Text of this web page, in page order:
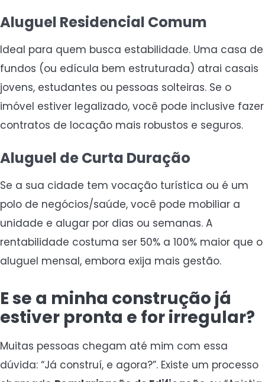
Aluguel Residencial Comum
Ideal para quem busca estabilidade. Uma casa de
fundos (ou edícula bem estruturada) atrai casais
jovens, estudantes ou pessoas solteiras. Se o
imóvel estiver legalizado, você pode inclusive fazer
contratos de locação mais robustos e seguros.
Aluguel de Curta Duração
Se a sua cidade tem vocação turística ou é um
polo de negócios/saúde, você pode mobiliar a
unidade e alugar por dias ou semanas. A
rentabilidade costuma ser 50% a 100% maior que o
aluguel mensal, embora exija mais gestão.
E se a minha construção já
estiver pronta e for irregular?
Muitas pessoas chegam até mim com essa
dúvida: “Já construí, e agora?”. Existe um processo